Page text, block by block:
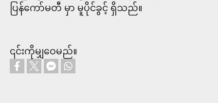
ပြန်ကော်မတီ မှာ မူပိုင်ခွင့် ရှိသည်။
၎င်းကိုမျှဝေမည်။